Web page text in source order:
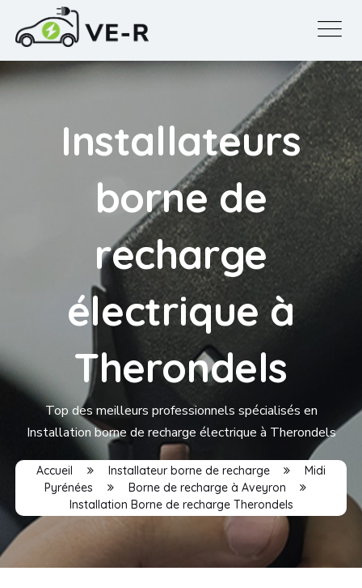
Installateurs
borne de
recharge
électrique à
Therondels
Top des meilleurs professionnels spécialisés en
Installation borne de recharge électrique à Therondels
Accueil Installateur borne de recharge
Midi
Pyrénées
Borne de recharge à Aveyron
Installation Borne de recharge Therondels